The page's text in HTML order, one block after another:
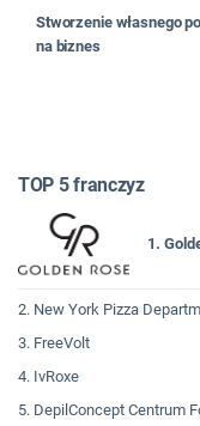
Stworzenie własnego
na biznes
TOP 5 franczyz
1.
2. New York Pizza
3. FreeVolt
4. IvRoxe
5. DepilConcept Centrum